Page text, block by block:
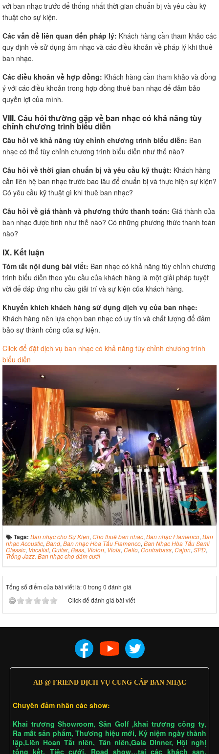
với ban nhạc trước để thống nhất thời gian chuẩn bị và yêu cầu kỹ
thuật cho sự kiện.
Các vấn đề liên quan đến pháp lý: Khách hàng cần tham khảo các
quy định về sử dụng âm nhạc và các điều khoản về pháp lý khi thuê
ban nhạc.
Các điều khoản về hợp đồng: Khách hàng cần tham khảo và đồng
ý với các điều khoản trong hợp đồng thuê ban nhạc để đảm bảo
quyền lợi của mình.
VIII. Câu hỏi thường gặp về ban nhạc có khả năng tùy
chỉnh chương trình biểu diễn
Câu hỏi về khả năng tùy chỉnh chương trình biểu diễn: Ban
nhạc có thể tùy chỉnh chương trình biểu diễn như thế nào?
Câu hỏi về thời gian chuẩn bị và yêu cầu kỹ thuật: Khách hàng
cần liên hệ ban nhạc trước bao lâu để chuẩn bị và thực hiện sự kiện?
Có yêu cầu kỹ thuật gì khi thuê ban nhạc?
Câu hỏi về giá thành và phương thức thanh toán: Giá thành của
ban nhạc được tính như thế nào? Có những phương thức thanh toán
nào?
IX. Kết luận
Tóm tắt nội dung bài viết: Ban nhạc có khả năng tùy chỉnh chương
trình biểu diễn theo yêu cầu của khách hàng là một giải pháp tuyệt
vời để đáp ứng nhu cầu giải trí và sự kiện của khách hàng.
Khuyến khích khách hàng sử dụng dịch vụ của ban nhạc:
Khách hàng nên lựa chọn ban nhạc có uy tín và chất lượng để đảm
bảo sự thành công của sự kiện.
Click để đặt dịch vụ ban nhạc có khả năng tùy chỉnh chương trình
biểu diễn
Tags: Ban nhạc cho Sự Kiện, Cho thuê ban nhạc, Ban nhạc Flamenco, Ban
nhạc Acoustic, Band, Ban nhạc Hòa Tấu Flamenco, Ban Nhạc Hòa Tấu Semi
Classic, Vocalist, Guitar, Bass, Violon, Viola, Cello, Contrabass, Cajon, SPD,
Trống Jazz. Ban nhạc cho đám cưới
Tổng số điểm của bài viết là: 0 trong 0 đánh giá
Click để đánh giá bài viết
AB @ FRIEND DỊCH VỤ CUNG CẤP BAN NHẠC
Chuyên đảm nhân các show:
Khai trương Showroom, Sân Golf ,khai trương công ty,
Ra mắt sản phẩm, Thương hiệu mới, Kỷ niệm ngày thành
lập,Liên Hoan Tất niên, Tân niên,Gala Dinner, Hội nghị
tổng kết, Tiệc cưới, Road show…tại các khách sạn,